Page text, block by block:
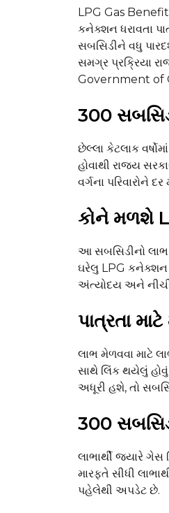
LPG Gas
કનેક્શન ધરાવતા
સબસિડીને વધુ
સમગ્ર પ્રક્રિયા
Government of
₹300
છેલ્લા કેટલાક
હોવાથી રાજ્ય
વર્ગના પરિવારોને
કોને મળશે
આ સબસિડીનો લાભ
ઘરેલુ LPG કનેક્શન
અંત્યોદય અને નીચી
પાત્રતા
લાભ મેળવવા માટે
સાથે લિંક થયેલું
અધૂરી હશે, તો
₹300
લાભાર્થી જ્યારે ગેસ
મારફતે સીધી
પહેલેથી અપડેટ છે.